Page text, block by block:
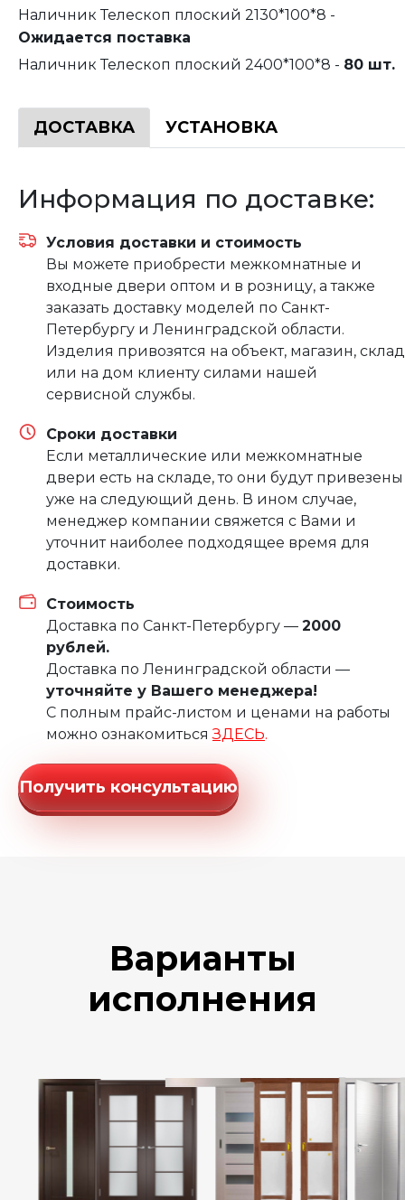
Наличник Телескоп плоский 2130*100*8 -
Ожидается поставка
Наличник Телескоп плоский 2400*100*8 - 80 шт.
ДОСТАВКА УСТАНОВКА
Информация по доставке:
Условия доставки и стоимость
Вы можете приобрести межкомнатные и
входные двери оптом и в розницу, а также
заказать доставку моделей по Санкт-
Петербургу и Ленинградской области.
Изделия привозятся на объект, магазин, склад
или на дом клиенту силами нашей
сервисной службы.
Сроки доставки
Если металлические или межкомнатные
двери есть на складе, то они будут привезены
уже на следующий день. В ином случае,
менеджер компании свяжется с Вами и
уточнит наиболее подходящее время для
доставки.
Стоимость
Доставка по Санкт-Петербургу — 2000
рублей.
Доставка по Ленинградской области —
уточняйте у Вашего менеджера!
С полным прайс-листом и ценами на работы
можно ознакомитьсяЗДЕСЬ.
Получить консультацию
Варианты
исполнения